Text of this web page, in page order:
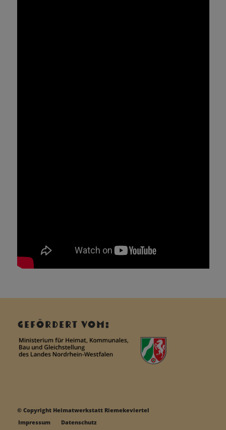
GEFÖRDERT VOM:
© Copyright Heimatwerkstatt Riemekeviertel
Impressum
Datenschutz